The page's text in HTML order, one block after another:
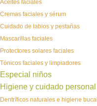
Aceites faciales
Cremas faciales y sérum
Cuidado de labios y pestañas
Mascarillas faciales
Protectores solares faciales
Tónicos faciales y limpiadores
Especial niños
Higiene y cuidado personal
Dentríficos naturales e higiene bucal